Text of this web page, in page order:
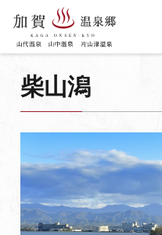
特集
見どころ
Language
柴山潟